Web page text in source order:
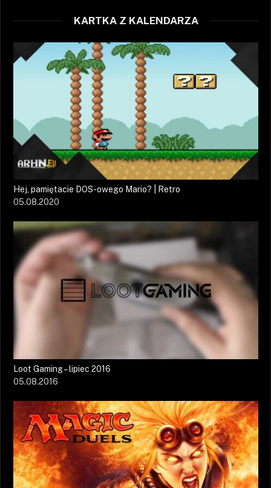
KARTKA Z KALENDARZA
Hej, pamiętacie DOS-owego Mario? | Retro
05.08.2020
Loot Gaming – lipiec 2016
05.08.2016